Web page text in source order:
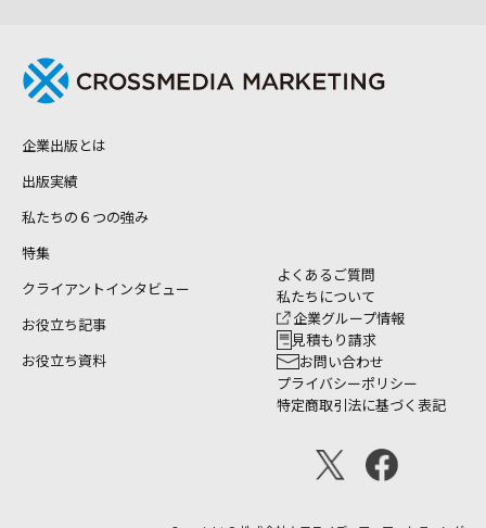
企業出版とは
出版実績
私たちの６つの強み
特集
クライアントインタビュー
お役立ち記事
お役立ち資料
よくあるご質問
私たちについて
企業グループ情報
見積もり請求
お問い合わせ
プライバシーポリシー
特定商取引法に基づく表記